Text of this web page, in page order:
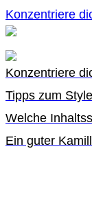
Konzentriere
Konzentriere
Tipps zum
Welche
Ein guter